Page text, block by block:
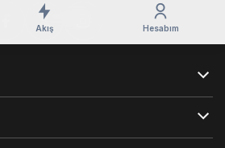
Akış Hesabım